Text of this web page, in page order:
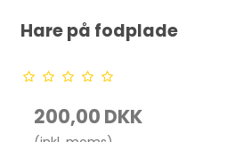
Hare på fodplade
200,00 DKK